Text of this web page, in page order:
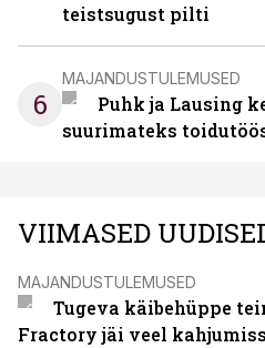
teistsugust pilti
6
MAJANDUSTULEMUSED
Puhk ja Lausing
suurimateks
VIIMASED
MAJANDUSTULEMUSED
Tugeva käibehüppe
Fractory jäi veel